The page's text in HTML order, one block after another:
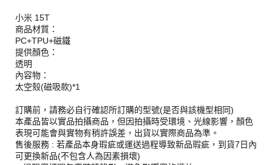
小米 15T
商品材質：
PC+TPU+磁鐵
提供顏色：
透明
內容物：
太空殼(磁吸款)*1
訂購前，請務必自行確認所訂購的型號(是否與該機型相同)
本產品皆以實品拍攝商品，但因拍攝時受環境、光線影響，顏色
表現可能會與實物有稍許誤差，出貨以實際商品為準。
售後服務 : 若產品本身瑕疵或運送過程導致新品瑕疵，到貨7日內
可更換新品(不包含人為因素損壞)